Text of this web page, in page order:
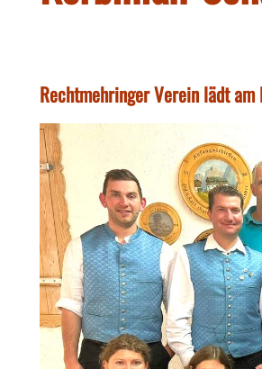
Rechtmehringer Verein lädt